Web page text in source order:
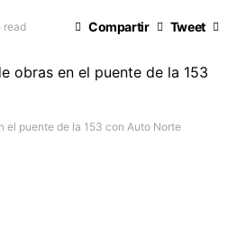
read Compartir Tweet
el puente de la 153 con Auto Norte